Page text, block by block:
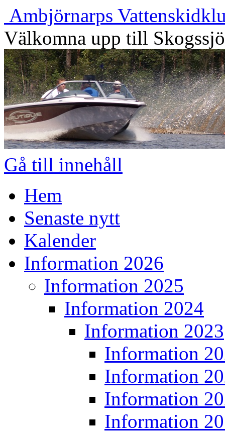
Ambjörnarps
Välkomna upp till
Gå till innehåll
Hem
Senaste nytt
Kalender
Information 2026
Information 2025
Information 2024
Information 2023
Information
Information
Information
Information